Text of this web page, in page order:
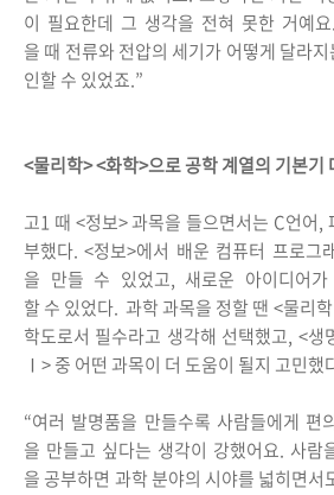
이 필요한데 그 생각을 전혀 못한 거예
을 때 전류와 전압의 세기가 어떻게 달라
인할 수 있었죠.”
<물리학> <화학>으로 공학 계열의 기본기
고1 때 <정보> 과목을 들으면서는 C언어,
부했다. <정보>에서 배운 컴퓨터 프로그
을 만들 수 있었고, 새로운 아이디어
할 수 있었다. 과학 과목을 정할 땐 <물리
학도로서 필수라고 생각해 선택했고, <
Ⅰ> 중 어떤 과목이 더 도움이 될지 고민했
“여러 발명품을 만들수록 사람들에게 편
을 만들고 싶다는 생각이 강했어요. 사람
을 공부하면 과학 분야의 시야를 넓히면서